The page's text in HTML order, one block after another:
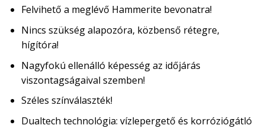
Felvihető a meglévő Hammerite bevonatra!
Nincs szükség alapozóra, közbenső rétegre,
hígítóra!
Nagyfokú ellenálló képesség az időjárás
viszontagságaival szemben!
Széles színválaszték!
Dualtech technológia: vízlepergető és korróziógátló